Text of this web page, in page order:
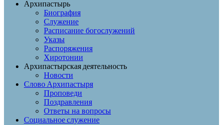
Архипастырь
Биография
Служение
Расписание богослужений
Указы
Распоряжения
Хиротонии
Архипастырская деятельность
Новости
Слово Архипастыря
Проповеди
Поздравления
Ответы на вопросы
Социальное служение